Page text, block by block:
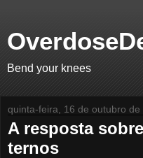
Bend your knees
quinta-feira, 16 de outubro de
A resposta
ternos